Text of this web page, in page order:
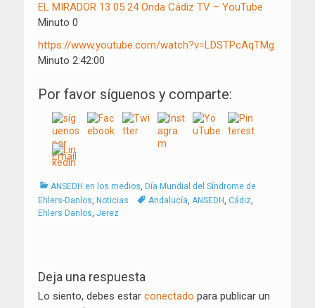
EL MIRADOR 13 05 24 Onda Cádiz TV – YouTube
Minuto 0
https://www.youtube.com/watch?v=LDSTPcAqTMg
Minuto 2:42:00
Por favor síguenos y comparte:
Categorías
ANSEDH en los medios, Día Mundial del Síndrome de
Ehlers-Danlos, Noticias TagsAndalucía, ANSEDH, Cádiz,
Ehlers Danlos, Jerez
de
entradas
Deja una respuesta
Lo siento, debes estar conectado para publicar un